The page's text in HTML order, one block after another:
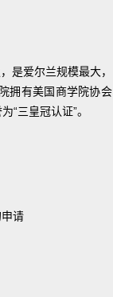
是爱尔兰规模最大，
拥有美国商学院协会
“三皇冠认证”。
请